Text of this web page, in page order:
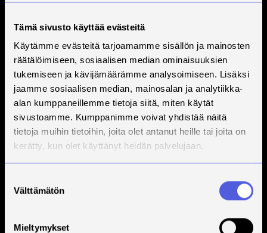
Tämä sivusto käyttää evästeitä
Käytämme evästeitä tarjoamamme sisällön ja mainosten
räätälöimiseen, sosiaalisen median ominaisuuksien
tukemiseen ja kävijämäärämme analysoimiseen. Lisäksi
jaamme sosiaalisen median, mainosalan ja analytiikka-
alan kumppaneillemme tietoja siitä, miten käytät
sivustoamme. Kumppanimme voivat yhdistää näitä
tietoja muihin tietoihin, joita olet antanut heille tai joita on
kerätty, kun olet käyttänyt heidän palvelujaan.
valinta
Välttämätön
Mieltymykset